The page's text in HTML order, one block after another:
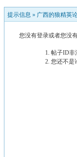
提示信息 » 广西的狼精英
您没有登录或者您没
帖子ID非
您还不是